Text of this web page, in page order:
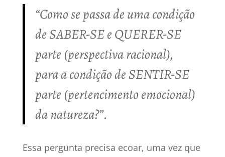
“Como se passa de uma condição
de SABER-SE e QUERER-SE
parte (perspectiva racional),
para a condição de SENTIR-SE
parte (pertencimento emocional)
da natureza?”.
Essa pergunta precisa ecoar, uma vez que